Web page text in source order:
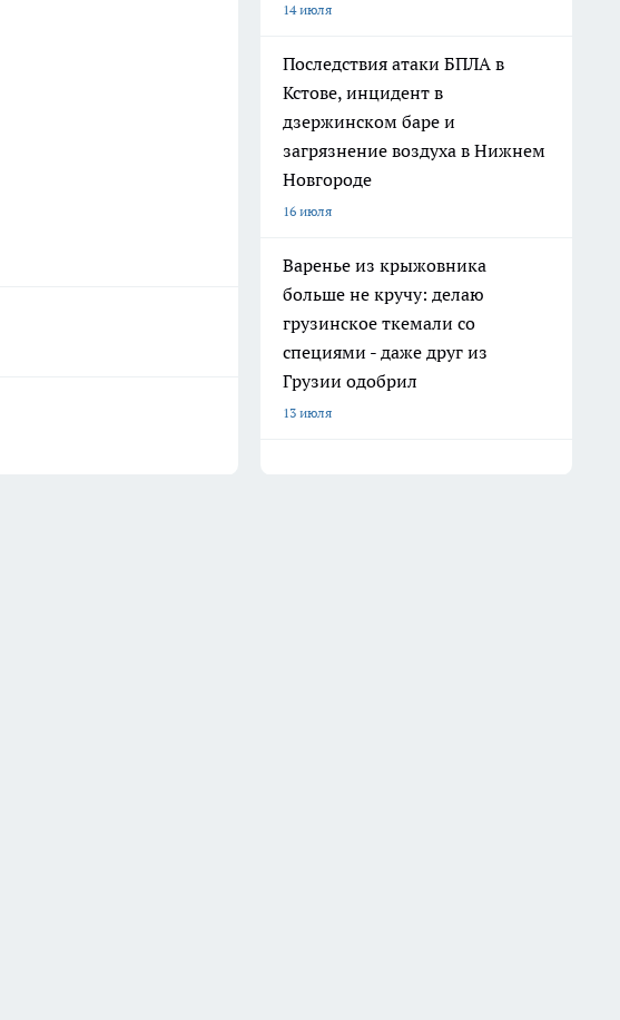
14 июля
Последствия атаки БПЛА в
Кстове, инцидент в
дзержинском баре и
загрязнение воздуха в Нижнем
Новгороде
16 июля
Варенье из крыжовника
больше не кручу: делаю
грузинское ткемали со
специями - даже друг из
Грузии одобрил
13 июля